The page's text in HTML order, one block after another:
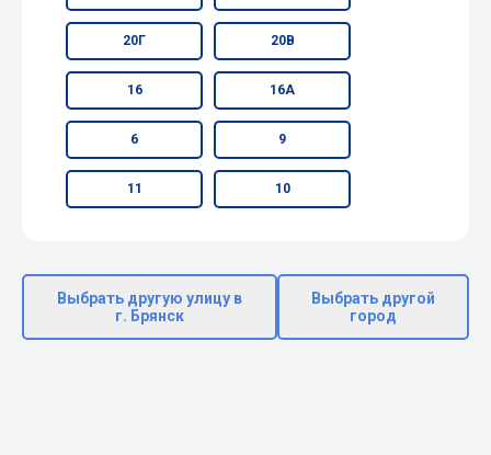
20Г 20В
16 16А
6 9
11 10
Выбрать другую улицу в
г. Брянск
Выбрать другой
город